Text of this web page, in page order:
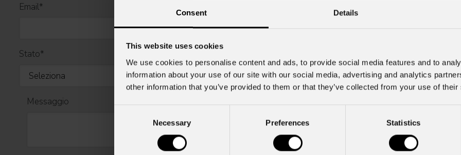
Consent Details
This website uses cookies
We use cookies to personalise content and ads, to provide social media features and to
information about your use of our site with our social media, advertising and analytics
other information that you’ve provided to them or that they’ve collected from your use of
Necessary Preferences Statistics
Email* Nome Azienda
Stato*
Messaggio